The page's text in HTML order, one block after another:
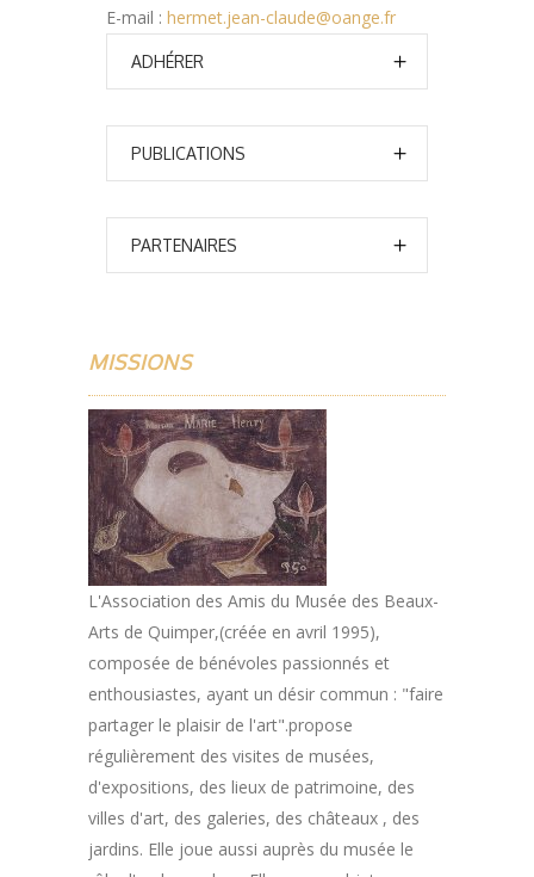
E-mail : hermet.jean-claude@oange.fr
ADHÉRER
PUBLICATIONS
PARTENAIRES
MISSIONS
L'Association des Amis du Musée des Beaux-
Arts de Quimper,(créée en avril 1995),
composée de bénévoles passionnés et
enthousiastes, ayant un désir commun : "faire
partager le plaisir de l'art".propose
régulièrement des visites de musées,
d'expositions, des lieux de patrimoine, des
villes d'art, des galeries, des châteaux , des
jardins. Elle joue aussi auprès du musée le